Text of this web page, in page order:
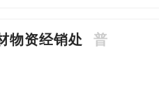
物资经销处 普